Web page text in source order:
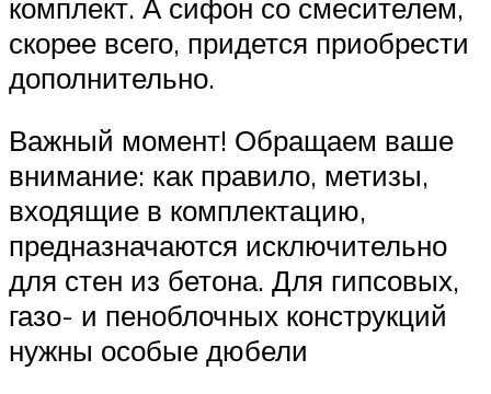
комплект. А сифон со смесителем,
скорее всего, придется приобрести
дополнительно.
Важный момент! Обращаем ваше
внимание: как правило, метизы,
входящие в комплектацию,
предназначаются исключительно
для стен из бетона. Для гипсовых,
газо- и пеноблочных конструкций
нужны особые дюбели